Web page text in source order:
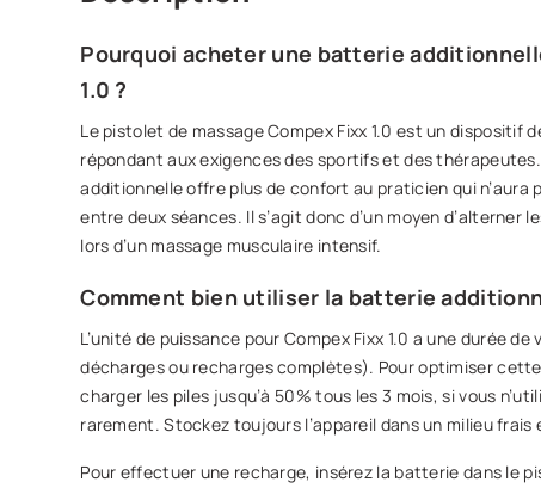
Pourquoi acheter une batterie
1.0 ?
Le pistolet de massage Compex Fixx 1.0 est un dispositif
répondant aux exigences des sportifs et des
additionnelle offre plus de confort au praticien qui n’aura
entre deux séances. Il s’agit donc d’un moyen d’alterner
lors d’un massage musculaire intensif.
Comment bien utiliser la batterie
L’unité de puissance pour Compex Fixx 1.0 a une durée
décharges ou recharges complètes). Pour optimiser
charger les piles jusqu’à 50% tous les 3 mois, si vous
rarement. Stockez toujours l’appareil dans un milieu frais
Pour effectuer une recharge, insérez la batterie dans le